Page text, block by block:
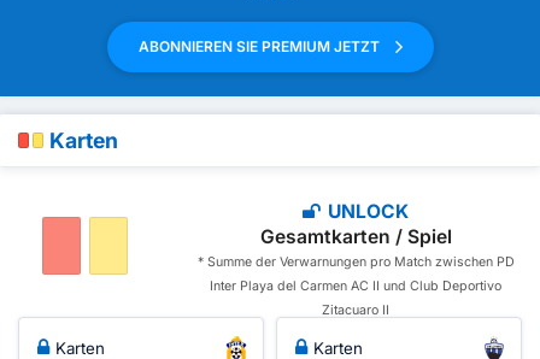
ABONNIEREN SIE PREMIUM JETZT
Karten
UNLOCK
Gesamtkarten / Spiel
* Summe der Verwarnungen pro Match zwischen PD
Inter Playa del Carmen AC II und Club Deportivo
Zitacuaro II
Karten Karten